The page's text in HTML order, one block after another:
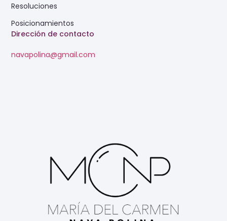
Dirección de contacto
navapolina@gmail.com
Resoluciones
Posicionamientos